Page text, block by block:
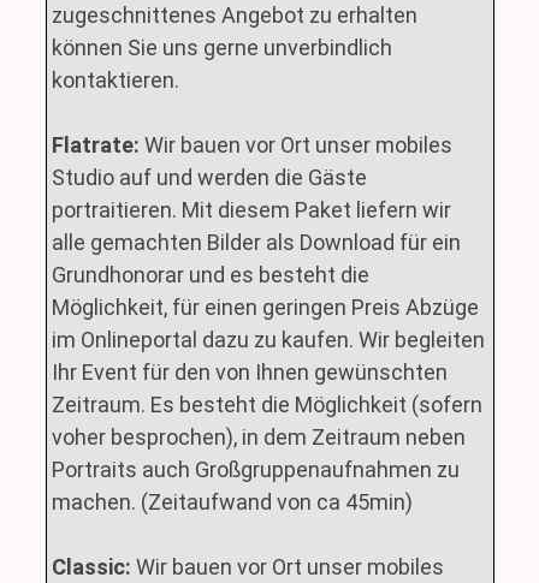
zugeschnittenes Angebot zu erhalten
können Sie uns gerne unverbindlich
kontaktieren.
Flatrate: Wir bauen vor Ort unser mobiles
Studio auf und werden die Gäste
portraitieren. Mit diesem Paket liefern wir
alle gemachten Bilder als Download für ein
Grundhonorar und es besteht die
Möglichkeit, für einen geringen Preis Abzüge
im Onlineportal dazu zu kaufen. Wir begleiten
Ihr Event für den von Ihnen gewünschten
Zeitraum. Es besteht die Möglichkeit (sofern
voher besprochen), in dem Zeitraum neben
Portraits auch Großgruppenaufnahmen zu
machen. (Zeitaufwand von ca 45min)
Classic: Wir bauen vor Ort unser mobiles